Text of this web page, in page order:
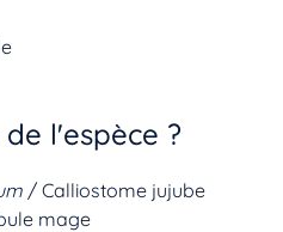
l'espèce ?
/ Calliostome jujube
mage